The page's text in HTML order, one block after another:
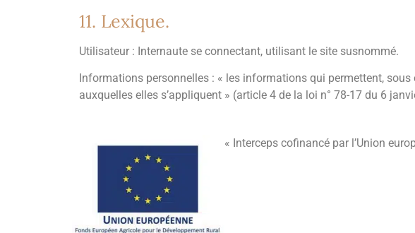
11. Lexique.
Utilisateur : Internaute se connectant, utilisant le site susnommé.
Informations personnelles : « les informations qui permettent,
auxquelles elles s’appliquent » (article 4 de la loi n° 78-17 du 6
« Interceps cofinancé par l’Union